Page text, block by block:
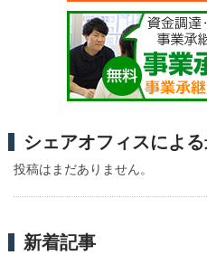
シェアオフィスによ
投稿はまだありません。
新着記事